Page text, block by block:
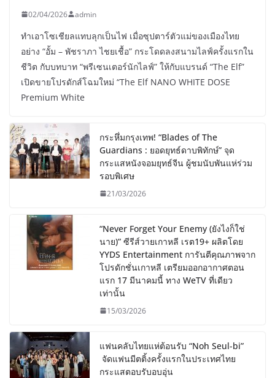
02/04/2026 admin
ทำเอาโซเชียลแทบลุกเป็นไฟ เมื่อซุปตาร์ตัวแม่ของเมืองไทย
อย่าง “อั้ม – พัชราภา ไชยเชื้อ” กระโดดลงสนามไลฟ์ครั้งแรกใน
ชีวิต กับบทบาท “พรีเซนเตอร์นักไลฟ์” ให้กับแบรนด์ “The Elf”
เปิดขายโปรดักส์โฉมใหม่ “The Elf NANO WHITE DOSE
Premium White
กระหึ่มกรุงเทพ! “Blades of The
Guardians : ยอดยุทธ์ดาบพิทักษ์” จุด
กระแสหนังจอมยุทธ์จีน ผู้ชมนับพันแห่ร่วม
รอบพิเศษ
21/03/2026
“Never Forget Your Enemy (ยังไงก็ใช่
นาย)” ซีรีส์วายเกาหลี เรต19+ ผลิตโดย
YYDS Entertainment การันตีคุณภาพจาก
โปรดักชั่นเกาหลี เตรียมออกอากาศตอน
แรก 17 มีนาคมนี้ ทาง WeTV ที่เดียว
เท่านั้น
15/03/2026
แฟนคลับไทยแห่ต้อนรับ “Noh Seul-bi”
จัดแฟนมีตติ้งครั้งแรกในประเทศไทย
กระแสตอบรับอบอุ่น